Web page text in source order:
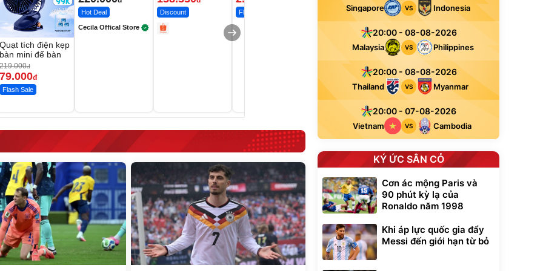
Quạt tích điện kẹp
bàn mini để bàn
219.000đ
79.000đ
Flash Sale
Hot Deal
Cecila Offical Store
Discount Flash Sale Flash Sale
Lót ghế ôtô, nâng
lưng chống nóng
trong di chuyển
295.000 đ
Đã bán nhiều
Singapore VS Indonesia
20:00 - 08-08-2026
Malaysia VS Philippines
20:00 - 08-08-2026
Thailand VS Myanmar
20:00 - 07-08-2026
Vietnam VS Cambodia
KÝ ỨC SÂN CỎ
Cơn ác mộng Paris và
90 phút kỳ lạ của
Ronaldo năm 1998
Khi áp lực quốc gia đẩy
Messi đến giới hạn từ bỏ